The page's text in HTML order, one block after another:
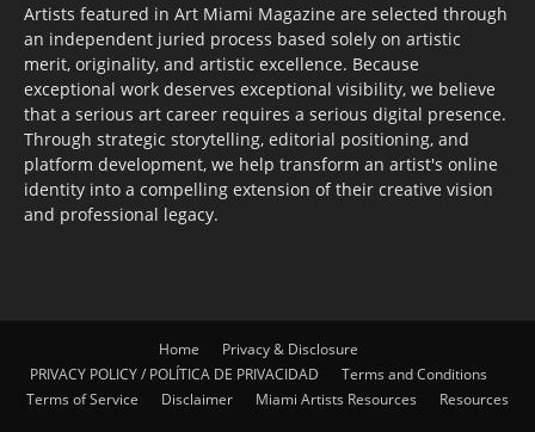
Artists featured in Art Miami Magazine are selected through
an independent juried process based solely on artistic
merit, originality, and artistic excellence. Because
exceptional work deserves exceptional visibility, we believe
that a serious art career requires a serious digital presence.
Through strategic storytelling, editorial positioning, and
platform development, we help transform an artist's online
identity into a compelling extension of their creative vision
and professional legacy.
Home
Privacy & Disclosure
PRIVACY POLICY / POLÍTICA DE PRIVACIDAD
Terms and Conditions
Terms of Service
Disclaimer Miami Artists Resources Resources